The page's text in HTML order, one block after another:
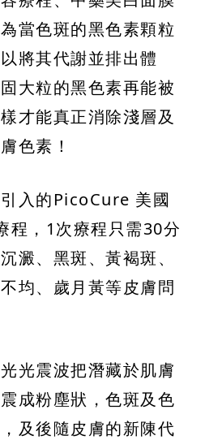
當色斑的黑色素顆粒
將其代謝並排出體
大粒的黑色素再能被
才能真正消除淺層及
色素！
入的PicoCure 美國
程，1次療程只需30分
澱、黑斑、黃褐斑、
均、歲月黃等皮膚問
光震波把潛藏於肌膚
成粉塵狀，色斑及色
及後隨皮膚的新陳代